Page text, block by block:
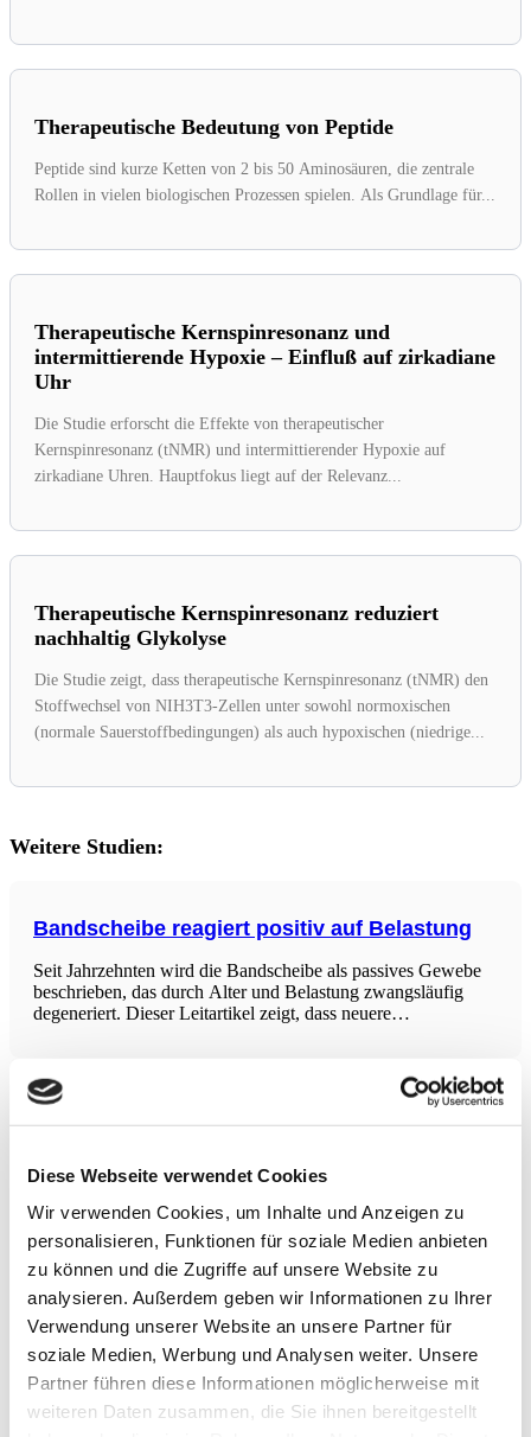
Diese Webseite verwendet Cookies
Wir verwenden Cookies, um Inhalte und Anzeigen zu
personalisieren, Funktionen für soziale Medien anbieten
zu können und die Zugriffe auf unsere Website zu
analysieren. Außerdem geben wir Informationen zu Ihrer
Verwendung unserer Website an unsere Partner für
soziale Medien, Werbung und Analysen weiter. Unsere
Partner führen diese Informationen möglicherweise mit
weiteren Daten zusammen, die Sie ihnen bereitgestellt
Therapeutische Bedeutung von Peptide
Peptide sind kurze Ketten von 2 bis 50 Aminosäuren, die zentrale
Rollen in vielen biologischen Prozessen spielen. Als Grundlage für...
Therapeutische Kernspinresonanz und
intermittierende Hypoxie – Einfluß auf zirkadiane
Uhr
Die Studie erforscht die Effekte von therapeutischer
Kernspinresonanz (tNMR) und intermittierender Hypoxie auf
zirkadiane Uhren. Hauptfokus liegt auf der Relevanz...
Therapeutische Kernspinresonanz reduziert
nachhaltig Glykolyse
Die Studie zeigt, dass therapeutische Kernspinresonanz (tNMR) den
Stoffwechsel von NIH3T3-Zellen unter sowohl normoxischen
(normale Sauerstoffbedingungen) als auch hypoxischen (niedrige...
Weitere Studien:
Bandscheibe reagiert positiv auf Belastung
Seit Jahrzehnten wird die Bandscheibe als passives Gewebe
beschrieben, das durch Alter und Belastung zwangsläufig
degeneriert. Dieser Leitartikel zeigt, dass neuere
Gewebe, das zu strukturellen und metabolischen
Anpassungen
Schutz vor Krebs – Epigenetischen Effekte
von Propionat und Butyrat
Die Studie zeigt, dass kurzkettige Fettsäuren wie Propionat
sie spezifische chemische Modifikationen an Histonen
verursachen. Diese Modifikationen beeinflussen die
festgestellt, dass diese Metaboliten spezifische Cis-
regulatorische Elemente beeinflussen,
Curcumin-Supplementierung reduziert
Muskelverletzungen
Die Meta-Analyse untersuchte den Einfluss von Curcumin
auf muskuläre Verletzungen und beinhaltete 349 Probanden
aus 14 Artikeln. Die Ergebnisse zeigten, dass Curcumin-